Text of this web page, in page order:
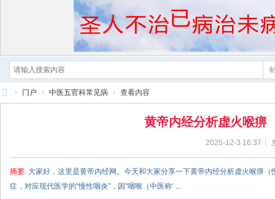
› 门户 › 中医五官科常见病 › 查看内容
黄帝内经分析虚火喉痹
2025-12-3 16:37
摘要: 大家好，这里是黄帝内经网。今天和大家分享一下黄帝内经分析虚火喉痹
症，对应现代医学的“慢性咽炎”，因“咽喉（中医称‘ ...